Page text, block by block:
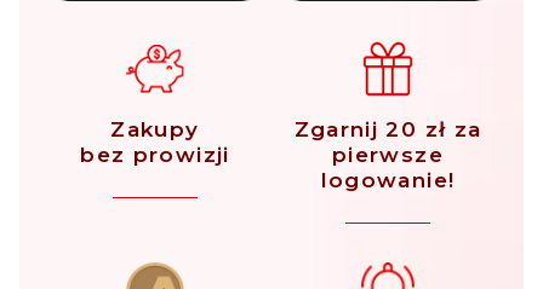
Zakupy
bez prowizji
Zgarnij 20 zł za
pierwsze
logowanie!